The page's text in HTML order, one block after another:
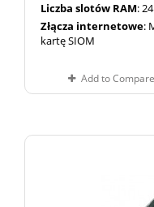
Liczba slotów RAM: 24
Złącza internetowe:
kartę SIOM
Add to Compare